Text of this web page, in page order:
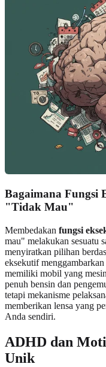
Bagaimana Fungsi
"Tidak Mau"
Membedakan fungsi
mau" melakukan sesuatu
menyiratkan pilihan
eksekutif menggambarkan
memiliki mobil yang
penuh bensin dan
tetapi mekanisme
memberikan lensa yang
Anda sendiri.
ADHD dan
Unik